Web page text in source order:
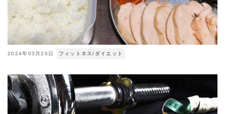
2024年03月20日 フィットネス/ダイエット